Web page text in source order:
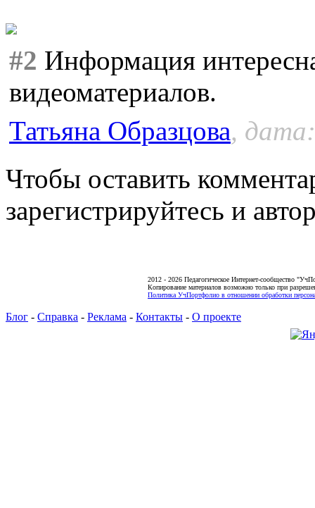
#2 Информация
видеоматериалов.
Татьяна Образцова,
Чтобы оставить
зарегистрируйтесь и
2012 - 2026 Педагогическое Интернет-сообщество
Копирование материалов возможно только при
Политика УчПортфолио в отношении обработки
Блог - Справка - Реклама - Контакты - О проекте